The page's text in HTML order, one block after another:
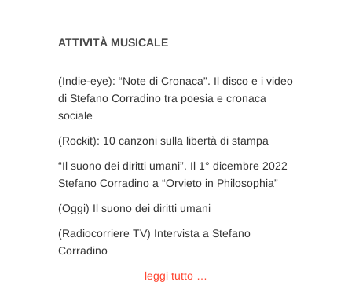
ATTIVITÀ MUSICALE
(Indie-eye): “Note di Cronaca”. Il disco e i video
di Stefano Corradino tra poesia e cronaca
sociale
(Rockit): 10 canzoni sulla libertà di stampa
“Il suono dei diritti umani”. Il 1° dicembre 2022
Stefano Corradino a “Orvieto in Philosophia”
(Oggi) Il suono dei diritti umani
(Radiocorriere TV) Intervista a Stefano
Corradino
leggi tutto …